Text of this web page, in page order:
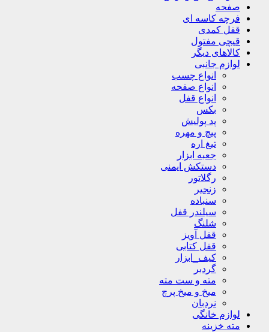
صفحه
فرچه کاسه ای
قفل کمدی
قیچی مفتول
کالاهای دیگر
لوازم جانبی
انواع چسب
انواع صفحه
انواع قفل
بکس
پد پولیش
پیچ و مهره
تیغ اره
جعبه ابزار
دستکش ایمنی
رگلاتور
زنجیر
سنباده
سیلندر قفل
شلنگ
قفل آویز
قفل کتابی
کیف_ابزار
گردبر
مته و ست مته
میخ و میخ پرچ
نردبان
لوازم خانگی
مته خزینه